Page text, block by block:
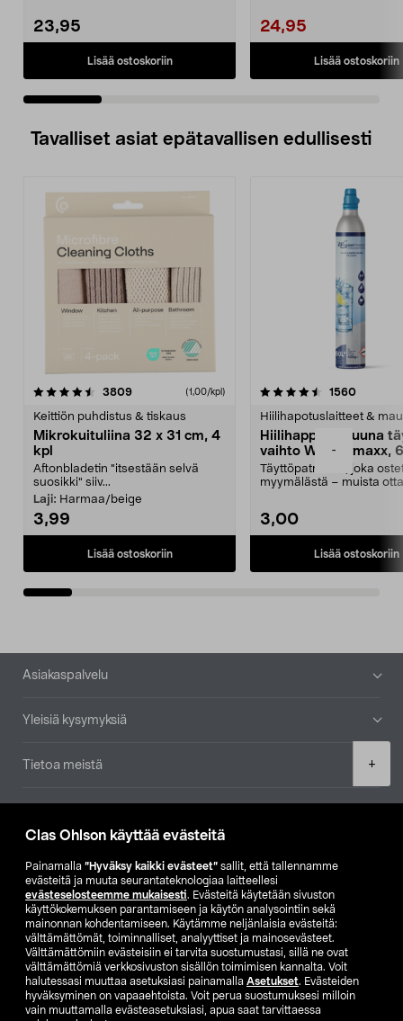
Clas Ohlson käyttää evästeitä
Painamalla ”Hyväksy kaikki evästeet” sallit, että tallennamme
evästeitä ja muuta seurantateknologiaa laitteellesi
evästeselosteemme mukaisesti. Evästeitä käytetään sivuston
käyttökokemuksen parantamiseen ja käytön analysointiin sekä
mainonnan kohdentamiseen. Käytämme neljänlaisia evästeitä:
välttämättömät, toiminnalliset, analyyttiset ja mainosevästeet.
Välttämättömiin evästeisiin ei tarvita suostumustasi, sillä ne ovat
välttämättömiä verkkosivuston sisällön toimimisen kannalta. Voit
halutessasi muuttaa asetuksiasi painamalla Asetukset. Evästeiden
hyväksyminen on vapaaehtoista. Voit perua suostumuksesi milloin
vain muuttamalla evästeasetuksiasi, apua saat tarvittaessa
-
+
23,95
Lisää ostoskoriin
24,95
Lisää ostoskoriin
Tavalliset asiat epätavallisen edullisesti
3809arvostelut (1,00/kpl)
Keittiön puhdistus & tiskaus
Mikrokuituliina 32 x 31 cm, 4
kpl
Aftonbladetin "itsestään selvä
suosikki" siiv...
Laji: Harmaa/beige
3,99
Lisää ostoskoriin
4.5viidestä
1560
Hiilihapotuslaitteet &
Hiilihappopatruuna
vaihto Wassermaxx,
Täyttöpatruuna, joka
myymälästä – muista
3,00
Lisää ostoskoriin
4.5viidestä
Alatunniste
Asiakaspalvelu
Yleisiä kysymyksiä
Tietoa meistä
Etsi myymälä
SE NO FI
FI SV